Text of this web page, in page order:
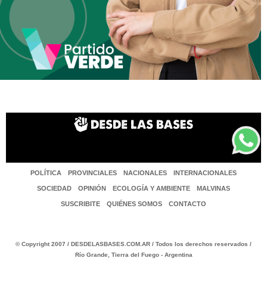
POLÍTICA PROVINCIALES NACIONALES INTERNACIONALES
SOCIEDAD OPINIÓN ECOLOGÍA Y AMBIENTE MALVINAS
SUSCRIBITE QUIÉNES SOMOS CONTACTO
© Copyright 2007 / DESDELASBASES.COM.AR / Todos los derechos reservados /
Río Grande, Tierra del Fuego - Argentina